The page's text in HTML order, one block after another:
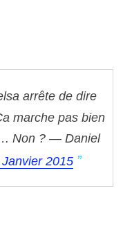
arrête de dire
marche pas bien
Non ? — Daniel
2015